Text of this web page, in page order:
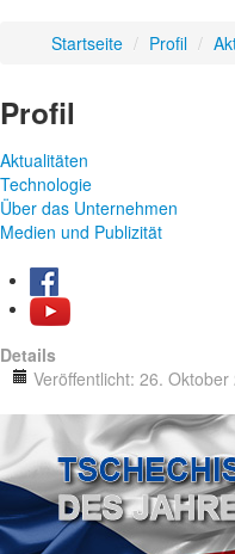
Startseite / Profil /
Profil
Aktualitäten
Technologie
Über das Unternehmen
Medien und Publizität
Details
Veröffentlicht: 26. Oktober